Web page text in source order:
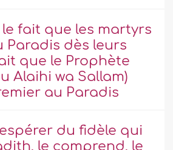
fait que les martyrs
Paradis dès leurs
que le Prophète
Alaihi wa Sallam)
au Paradis
du fidèle qui
le comprend, le